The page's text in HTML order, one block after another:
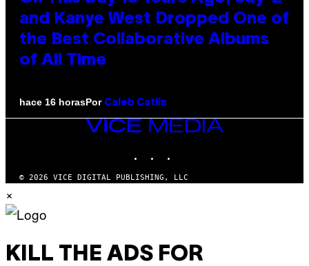
and Kanye West Dropped One of
the Best Collaborative Albums
of All Time
hace 16 horasPor Caleb Catlin
VICE
MEDIA
© 2026 VICE DIGITAL PUBLISHING, LLC
×
KILL THE ADS FOR